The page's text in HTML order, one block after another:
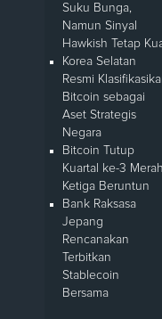
Suku Bunga,
Namun Sinyal
Hawkish Tetap
Korea Selatan
Resmi
Bitcoin sebagai
Aset Strategis
Negara
Bitcoin Tutup
Kuartal ke-3 Merah
Ketiga Beruntun
Bank Raksasa
Jepang
Rencanakan
Terbitkan
Stablecoin
Bersama